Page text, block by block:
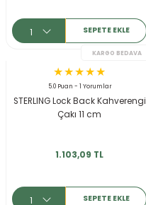
SEPETE EKLE
5.0 Puan - 1 Yorumlar
STERLING Lock Back Kahverengi
Çakı 11 cm
1.103,09 TL
SEPETE EKLE